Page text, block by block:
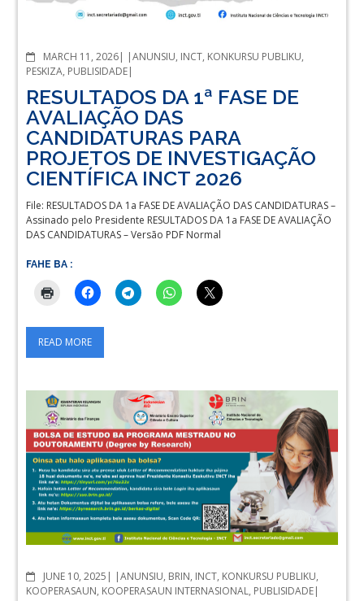
MARCH 11, 2026 COMMENTS
ANUNSIU, INCT, KONKURSU PUBLIKU,
PESKIZA, PUBLISIDADE
RESULTADOS DA 1ª FASE DE
AVALIAÇÃO DAS
CANDIDATURAS PARA
PROJETOS DE INVESTIGAÇÃO
CIENTÍFICA INCT 2026
File: RESULTADOS DA 1a FASE DE AVALIAÇÃO DAS CANDIDATURAS –
Assinado pelo Presidente RESULTADOS DA 1a FASE DE AVALIAÇÃO
DAS CANDIDATURAS – Versão PDF Normal
FAHE BA :
READ MORE
JUNE 10, 2025 COMMENTS
ANUNSIU, BRIN, INCT, KONKURSU PUBLIKU,
KOOPERASAUN, KOOPERASAUN INTERNASIONAL, PUBLISIDADE